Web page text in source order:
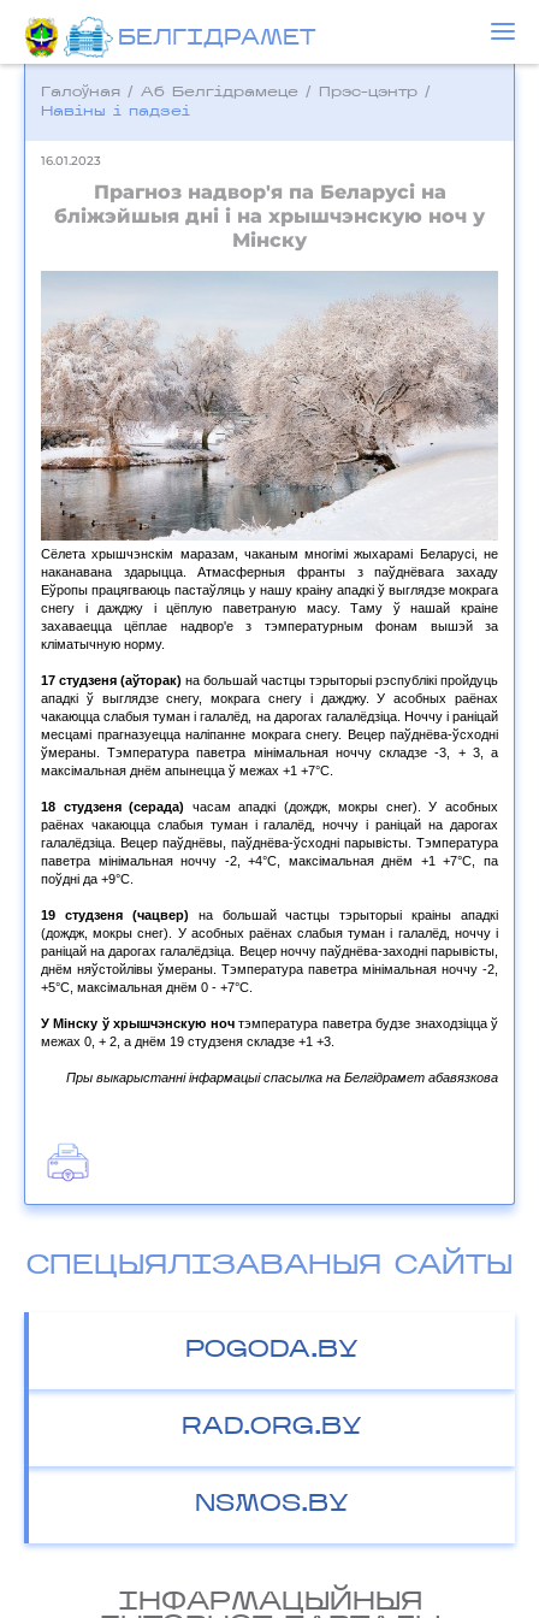
БЕЛГIДРAМЕТ
Галоўная / Аб Белгідрамеце / Прэс-цэнтр /
Навіны і падзеі
16.01.2023
Прагноз надвор'я па Беларусі на
бліжэйшыя дні і на хрышчэнскую ноч у
Мінску
Сёлета хрышчэнскім маразам, чаканым многімі жыхарамі Беларусі, не
наканавана здарыцца. Атмасферныя франты з паўднёвага захаду
Еўропы працягваюць пастаўляць у нашу краіну ападкі ў выглядзе мокрага
снегу і дажджу і цёплую паветраную масу. Таму ў нашай краіне
захаваецца цёплае надвор'е з тэмпературным фонам вышэй за
кліматычную норму.
17 студзеня (аўторак) на большай частцы тэрыторыі рэспублікі пройдуць
ападкі ў выглядзе снегу, мокрага снегу і дажджу. У асобных раёнах
чакаюцца слабыя туман і галалёд, на дарогах галалёдзіца. Ноччу і раніцай
месцамі прагназуецца наліпанне мокрага снегу. Вецер паўднёва-ўсходні
ўмераны. Тэмпература паветра мінімальная ноччу складзе -3, + 3, а
максімальная днём апынецца ў межах +1 +7°С.
18 студзеня (серада) часам ападкі (дождж, мокры снег). У асобных
раёнах чакаюцца слабыя туман і галалёд, ноччу і раніцай на дарогах
галалёдзіца. Вецер паўднёвы, паўднёва-ўсходні парывісты. Тэмпература
паветра мінімальная ноччу -2, +4°С, максімальная днём +1 +7°С, па
поўдні да +9°С.
19 студзеня (чацвер) на большай частцы тэрыторыі краіны ападкі
(дождж, мокры снег). У асобных раёнах слабыя туман і галалёд, ноччу і
раніцай на дарогах галалёдзіца. Вецер ноччу паўднёва-заходні парывісты,
днём няўстойлівы ўмераны. Тэмпература паветра мінімальная ноччу -2,
+5°С, максімальная днём 0 - +7°С.
У Мінску ў хрышчэнскую ночтэмпература паветра будзе знаходзіцца ў
межах 0, + 2, а днём 19 студзеня складзе +1 +3.
Пры выкарыстанні інфармацыі спасылка на Белгідрамет абавязкова
СПЕЦЫЯЛІЗАВАНЫЯ САЙТЫ
POGODA.BY
RAD.ORG.BY
NSMOS.BY
IНФАРМАЦЫЙНЫЯ